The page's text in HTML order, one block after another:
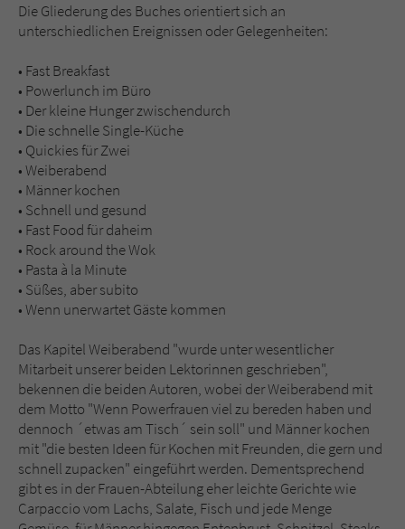
Die Gliederung des Buches orientiert sich an
unterschiedlichen Ereignissen oder Gelegenheiten:
• Fast Breakfast
• Powerlunch im Büro
• Der kleine Hunger zwischendurch
• Die schnelle Single-Küche
• Quickies für Zwei
• Weiberabend
• Männer kochen
• Schnell und gesund
• Fast Food für daheim
• Rock around the Wok
• Pasta à la Minute
• Süßes, aber subito
• Wenn unerwartet Gäste kommen
Das Kapitel Weiberabend "wurde unter wesentlicher
Mitarbeit unserer beiden Lektorinnen geschrieben",
bekennen die beiden Autoren, wobei der Weiberabend mit
dem Motto "Wenn Powerfrauen viel zu bereden haben und
dennoch ´etwas am Tisch´ sein soll" und Männer kochen
mit "die besten Ideen für Kochen mit Freunden, die gern und
schnell zupacken" eingeführt werden. Dementsprechend
gibt es in der Frauen-Abteilung eher leichte Gerichte wie
Carpaccio vom Lachs, Salate, Fisch und jede Menge